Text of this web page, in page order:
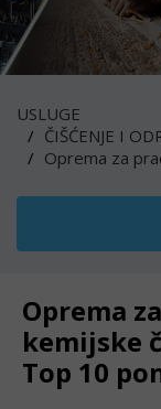
USLUGE
ČIŠĆENJE I
Oprema za
Oprema
kemijske
Top 10